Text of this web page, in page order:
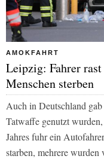
AMOKFAHRT
Leipzig: Fahrer
Menschen sterben
Auch in Deutschland
Tatwaffe genutzt
Jahres fuhr ein
starben, mehrere wurden